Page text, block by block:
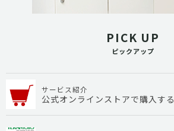
PICK UP
ピックアップ
サービス紹介
公式オンラインストアで購入する